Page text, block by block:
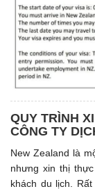
QUY TRÌNH
CÔNG TY
New Zealand là
nhưng xin thị
khách du lịch.